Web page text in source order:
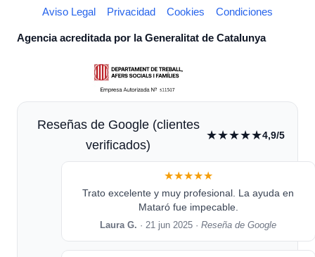
Aviso Legal Privacidad Cookies Condiciones
Agencia acreditada por la Generalitat de Catalunya
Reseñas de Google (clientes
verificados)
★★★★★4,9/5
★★★★★
Trato excelente y muy profesional. La ayuda en
Mataró fue impecable.
Laura G. · 21 jun 2025 ·Reseña de Google